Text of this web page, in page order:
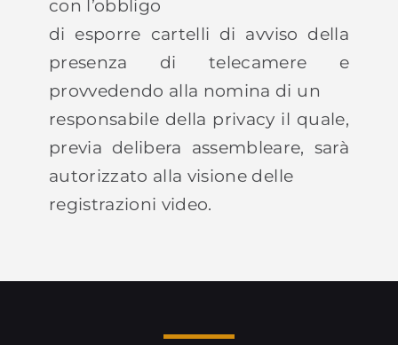
con l’obbligo
di esporre cartelli di avviso della
presenza di telecamere e
provvedendo alla nomina di un
responsabile della privacy il quale,
previa delibera assembleare, sarà
autorizzato alla visione delle
registrazioni video.